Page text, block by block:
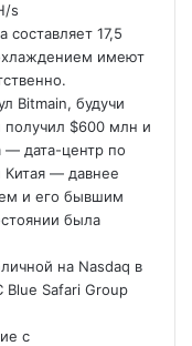
s
17,5
имеют
Bitmain, будучи
получил $600 млн и
— дата-центр по
Китая — давнее
и его бывшим
была
на Nasdaq в
Blue Safari Group
с